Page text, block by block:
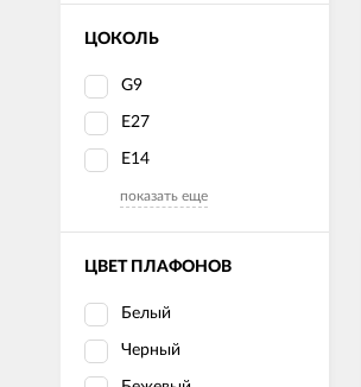
ЦОКОЛЬ
G9
E27
Е14
показать еще
ЦВЕТ ПЛАФОНОВ
Белый
Черный